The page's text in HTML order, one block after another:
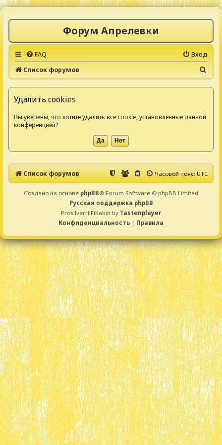
Форум Апрелевки
FAQ
Вход
Список форумов
о
Удалить cookies
Вы уверены, что хотите удалить все cookie, установленные данной
конференцией?
Список форумов Часовой пояс:UTC
Создано на основе phpBB® Forum Software © phpBB Limited
Русская поддержка phpBB
ProsilverHiFiKabin by Tastenplayer
Конфиденциальность | Правила